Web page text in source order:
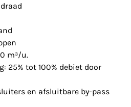
m³/u.
25% tot 100% debiet door
en afsluitbare by-pass